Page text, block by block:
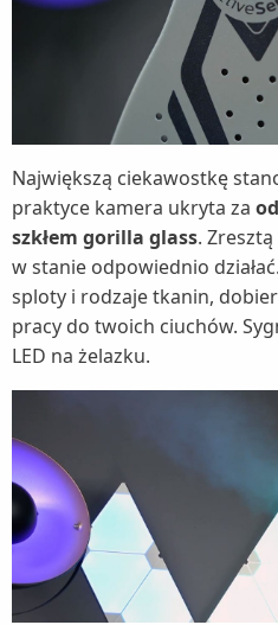
Największą ciekawostkę
praktyce kamera ukryta za
szkłem gorilla glass.
w stanie odpowiednio
sploty i rodzaje tkanin,
pracy do twoich ciuchów.
LED na żelazku.